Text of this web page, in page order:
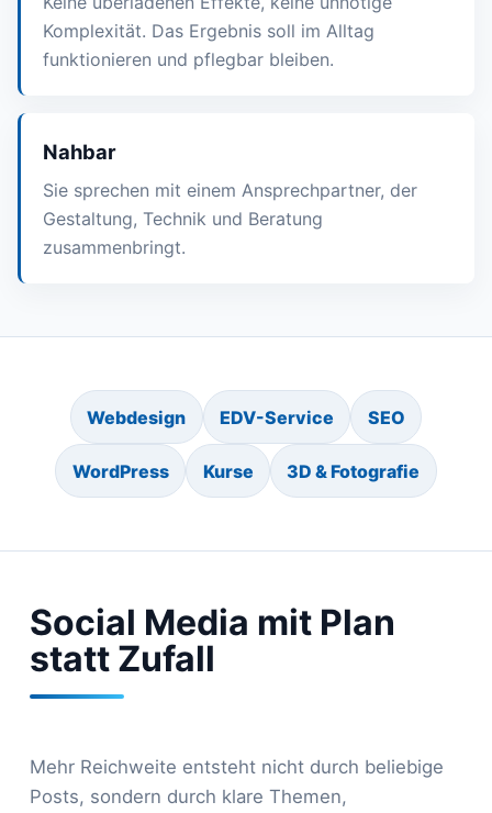
Komplexität. Das Ergebnis soll im Alltag
funktionieren und pflegbar bleiben.
Nahbar
Sie sprechen mit einem Ansprechpartner, der
Gestaltung, Technik und Beratung
zusammenbringt.
Webdesign EDV-Service SEO
WordPress Kurse 3D & Fotografie
Social Media mit Plan
statt Zufall
Mehr Reichweite entsteht nicht durch beliebige
Posts, sondern durch klare Themen,